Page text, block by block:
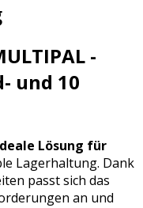
-
und 10
Lösung für
Lagerhaltung. Dank
passt sich das
an und